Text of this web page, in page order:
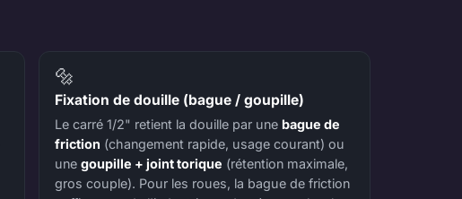
🔩
Fixation de douille (bague / goupille)
Le carré 1/2" retient la douille par unebague de
friction (changement rapide, usage courant) ou
unegoupille + joint torique (rétention maximale,
gros couple). Pour les roues, la bague de friction